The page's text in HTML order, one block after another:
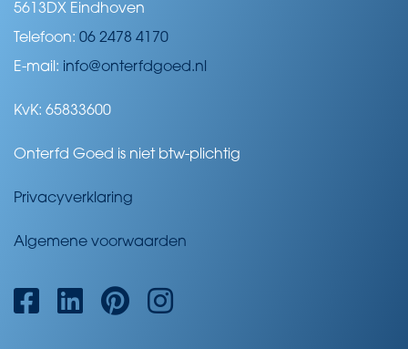
5613DX Eindhoven
Telefoon: 06 2478 4170
E-mail: info@onterfdgoed.nl
KvK: 65833600
Onterfd Goed is niet btw-plichtig
Privacyverklaring
Algemene voorwaarden